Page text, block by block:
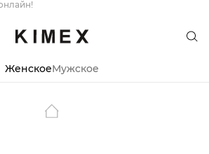
ЖенскоеМужское